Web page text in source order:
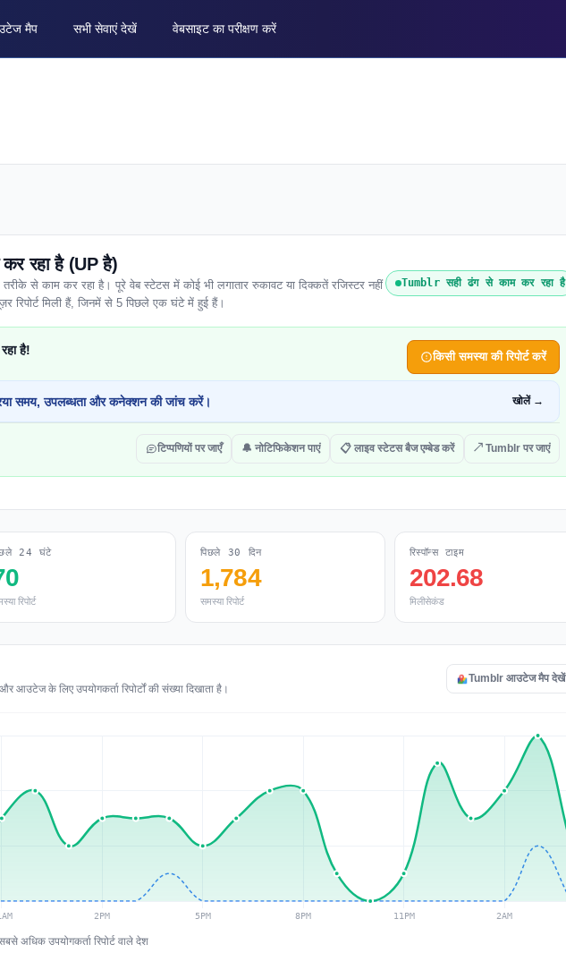
मैप सभी सेवाएं देखें वेबसाइट का परीक्षण करें
रहा है (UP है)
से काम कर रहा है। पूरे वेब स्टेटस में कोई भी लगातार रुकावट या दिक्कतें रजिस्टर नहीं
रिपोर्ट मिली हैं, जिनमें से 5 पिछले एक घंटे में हुई हैं।
Tumblr सही ढंग से काम कर रहा है
है! किसी समस्या की रिपोर्ट करें
समय, उपलब्धता और कनेक्शन की जांच करें। खोलें →
टिप्पणियों पर जाएँ 🔔 नोटिफिकेशन पाएं 📋 लाइव स्टेटस बैज एम्बेड करें ↗ Tumblr पर जाएं
24 घंटे
रिपोर्ट
पिछले 30 दिन
1,784
समस्या रिपोर्ट
रिस्पॉन्स टाइम
202.68
मिलीसेकंड
के लिए उपयोगकर्ता रिपोर्टों की संख्या दिखाता है।
Tumblr आउटेज मैप देखें
अधिक उपयोगकर्ता रिपोर्ट वाले देश